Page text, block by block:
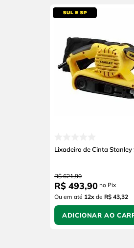
Lixadeira de Cinta
R$ 621,90
R$ 493,90 no Pix
Ou em até 12x de R$ 43,32
ADICIONAR AO